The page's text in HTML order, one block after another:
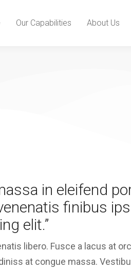
Our Capabilities About Us
in eleifend
finibus
elit.”
libero. Fusce a lacus at
at congue massa.